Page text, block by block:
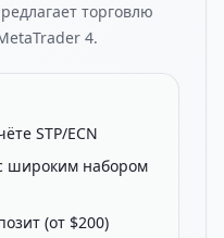
торговлю
4.
STP/ECN
широким набором
(от $200)